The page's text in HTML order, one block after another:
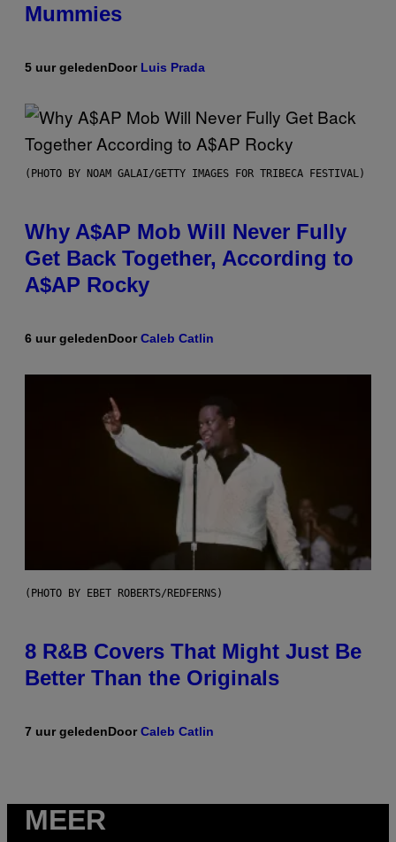
Mummies
5 uur geledenDoor Luis Prada
(PHOTO BY NOAM GALAI/GETTY IMAGES FOR TRIBECA FESTIVAL)
Why A$AP Mob Will Never Fully
Get Back Together, According to
A$AP Rocky
6 uur geledenDoorCaleb Catlin
(PHOTO BY EBET ROBERTS/REDFERNS)
8 R&B Covers That Might Just Be
Better Than the Originals
7 uur geledenDoorCaleb Catlin
MEER